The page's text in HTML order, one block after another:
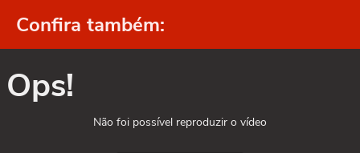
Confira também:
Ops!
Não foi possível reproduzir o vídeo